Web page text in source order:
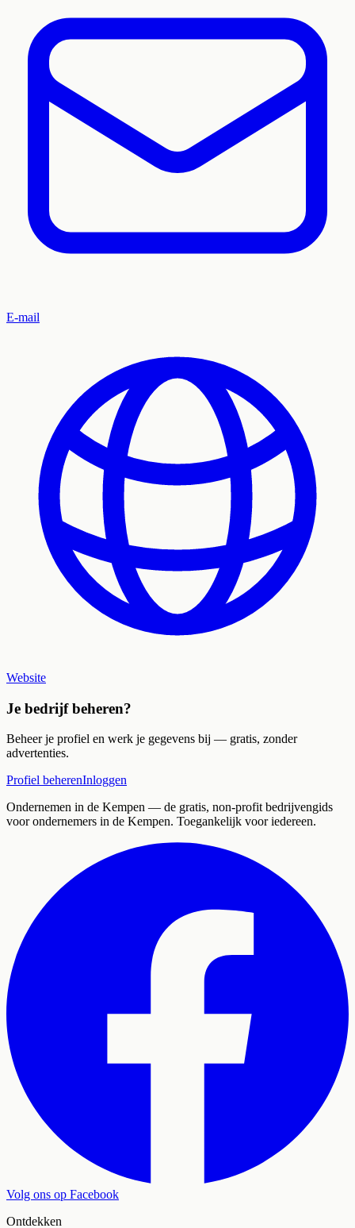
E-mail
Website
Je bedrijf beheren?
Beheer je profiel en werk je gegevens bij — gratis, zonder
advertenties.
Profiel beherenInloggen
Ondernemen in de Kempen — de gratis, non-profit bedrijvengids
voor ondernemers in de Kempen. Toegankelijk voor iedereen.
Volg ons op Facebook
Ontdekken